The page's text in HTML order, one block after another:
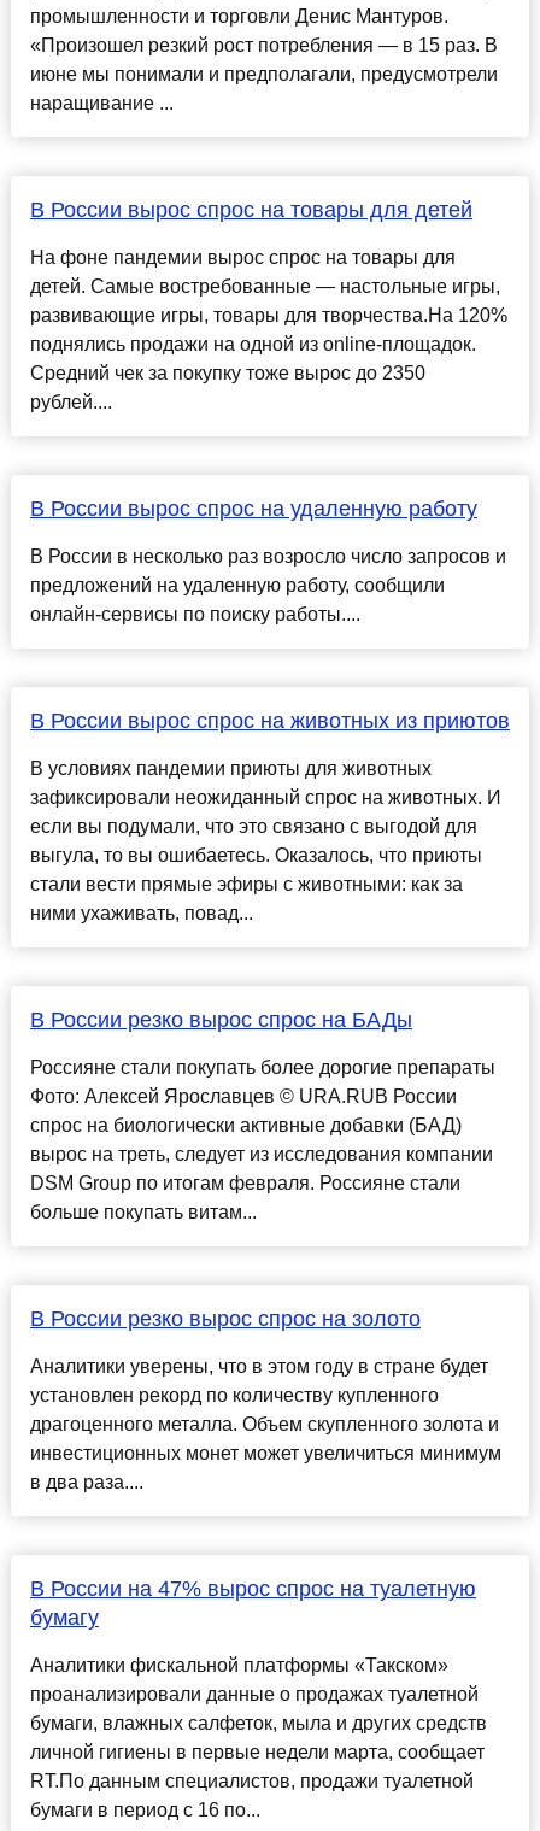
промышленности и торговли Денис Мантуров.
«Произошел резкий рост потребления — в 15 раз. В
июне мы понимали и предполагали, предусмотрели
наращивание ...
В России вырос спрос на товары для детей
На фоне пандемии вырос спрос на товары для
детей. Самые востребованные — настольные игры,
развивающие игры, товары для творчества.На 120%
поднялись продажи на одной из online-площадок.
Средний чек за покупку тоже вырос до 2350
рублей....
В России вырос спрос на удаленную работу
В России в несколько раз возросло число запросов и
предложений на удаленную работу, сообщили
онлайн-сервисы по поиску работы....
В России вырос спрос на животных из приютов
В условиях пандемии приюты для животных
зафиксировали неожиданный спрос на животных. И
если вы подумали, что это связано с выгодой для
выгула, то вы ошибаетесь. Оказалось, что приюты
стали вести прямые эфиры с животными: как за
ними ухаживать, повад...
В России резко вырос спрос на БАДы
Россияне стали покупать более дорогие препараты
Фото: Алексей Ярославцев © URA.RUВ России
спрос на биологически активные добавки (БАД)
вырос на треть, следует из исследования компании
DSM Group по итогам февраля. Россияне стали
больше покупать витам...
В России резко вырос спрос на золото
Аналитики уверены, что в этом году в стране будет
установлен рекорд по количеству купленного
драгоценного металла. Объем скупленного золота и
инвестиционных монет может увеличиться минимум
в два раза....
В России на 47% вырос спрос на туалетную
бумагу
Аналитики фискальной платформы «Такском»
проанализировали данные о продажах туалетной
бумаги, влажных салфеток, мыла и других средств
личной гигиены в первые недели марта, сообщает
RT.По данным специалистов, продажи туалетной
бумаги в период с 16 по...